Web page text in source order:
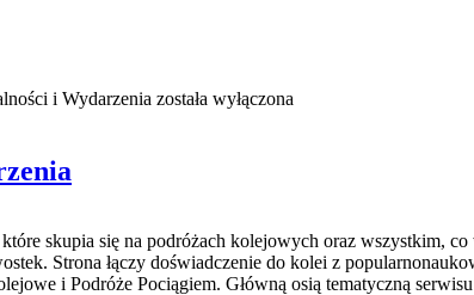
i Wydarzenia została wyłączona
skupia się na podróżach kolejowych oraz wszystkim,
Strona łączy doświadczenie do kolei z
i Podróże Pociągiem. Główną osią tematyczną